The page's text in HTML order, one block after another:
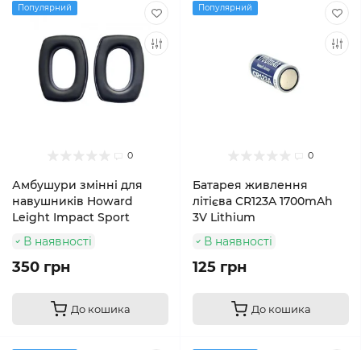
Популярний
0
Амбушури змінні для
навушників Howard
Leight Impact Sport
В наявності
350 грн
До кошика
Популярний
0
Батарея живлення
літієва CR123A 1700mAh
3V Lithium
В наявності
125 грн
До кошика